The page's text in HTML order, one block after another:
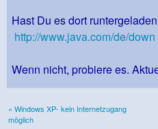
Hast Du es dort
http://www.java.com/de/down
Wenn nicht, probiere es.
« Windows XP- kein Internetzugang
möglich